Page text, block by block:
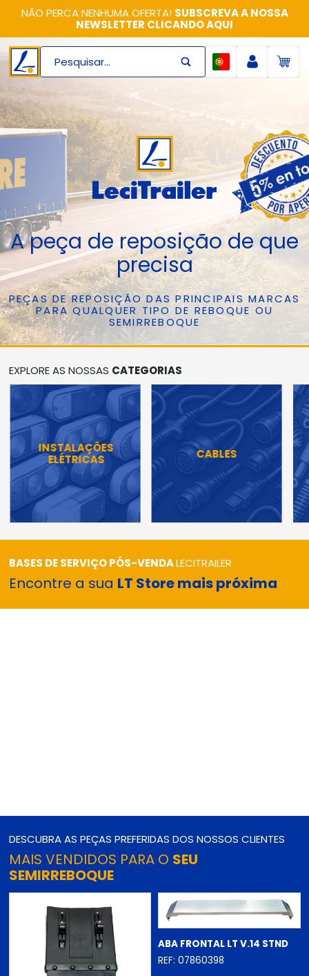
NÃO PERCA NENHUMA OFERTA! SUBSCREVA A NOSSA
NEWSLETTER CLICANDO AQUI
Pesquisar...
A peça de reposição de que
precisa
PEÇAS DE REPOSIÇÃO DAS PRINCIPAIS MARCAS
PARA QUALQUER TIPO DE REBOQUE OU
SEMIRREBOQUE
EXPLORE AS NOSSAS CATEGORIAS
INSTALAÇÕES
ELÉTRICAS
CABLES
BASES DE SERVIÇO PÓS-VENDALECITRAILER
Encontre a sua LT Store mais próxima
DESCUBRA AS PEÇAS PREFERIDAS DOS NOSSOS CLIENTES
MAIS VENDIDOS PARA O SEU
SEMIRREBOQUE
ABA FRONTAL LT V.14 STND
REF: 07860398